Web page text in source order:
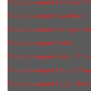
Парфюмерия Fontela
Парфюмерия Guerlain
Парфюмерия Giorgio
Парфюмерия Gritti
Парфюмерия Gucci The
Парфюмерия Haute
Парфюмерия Hugo Boss